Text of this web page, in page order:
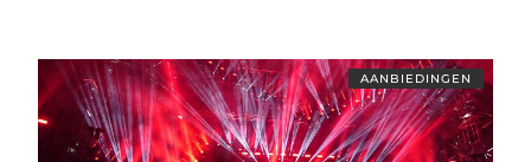
AANBIEDINGEN